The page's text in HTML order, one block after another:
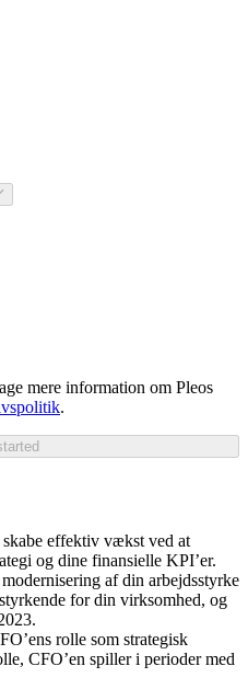
mere information om Pleos
.
effektiv vækst ved at
og dine finansielle KPI’er.
af din arbejdsstyrke
for din virksomhed, og
rolle som strategisk
CFO’en spiller i perioder med